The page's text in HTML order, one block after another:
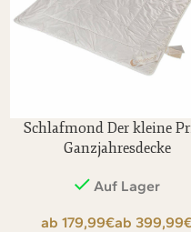
Schlafmond Der kleine
Ganzjahresdecke
Auf Lager
€